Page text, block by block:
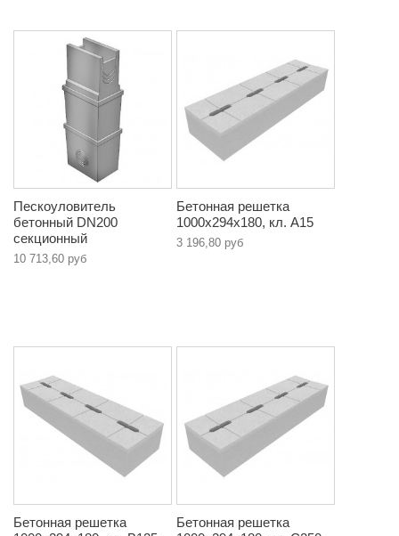
Пескоуловитель
бетонный DN200
секционный
10 713,60 руб
Бетонная решетка
1000х294х180, кл. A15
3 196,80 руб
Бетонная решетка
Бетонная решетка